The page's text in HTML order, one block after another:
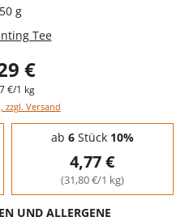
g
Tee
€
€/1 kg
zzgl. Versand
ab 6Stück 10%
4,77 €
(31,80 €/1 kg)
UND ALLERGENE